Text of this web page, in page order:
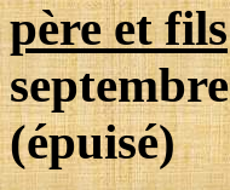
père et fils
(épuisé)